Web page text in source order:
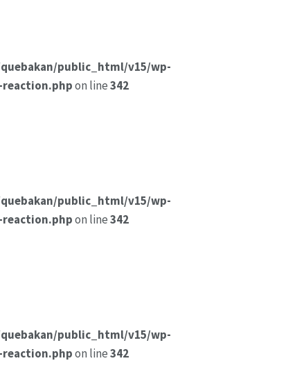
public_html/v15/wp-
on line342
public_html/v15/wp-
on line342
public_html/v15/wp-
on line342